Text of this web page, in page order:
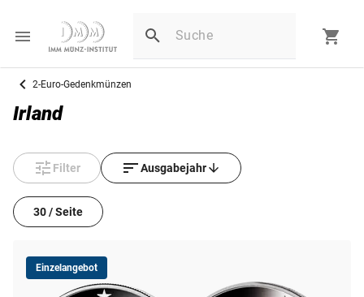
2-Euro-Gedenkmünzen
Irland
Filter Ausgabejahr
30 / Seite
Einzelangebot